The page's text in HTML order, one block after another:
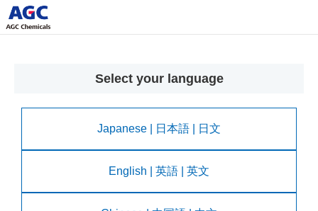
Select your language
Japanese | 日本語 | 日文
English | 英語 | 英文